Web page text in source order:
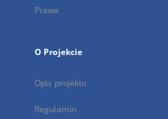
Prawa
O Projekcie
Opis projektu
Regulamin